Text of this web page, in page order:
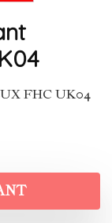
FHC UK04